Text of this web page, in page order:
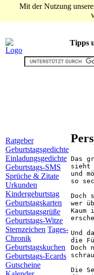
Tipps
Ratgeber
Geburtstagsgedichte
Einladungsgedichte
Geburtstags-SMS
Sprüche & Zitate
Urkunden
Kindergeburtstag
Geburtstagskarten
Geburtstagsgrüße
Geburtstags-Witze
Sternzeichen Tages-
Chronik
Geburtstagskuchen
Geburtstags-Ecards
Gutscheine
Das
sieht
und
so
Doch
wer
Und
die
Doch
Die
Mit der Nutzung